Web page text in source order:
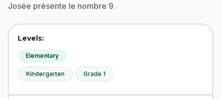
Josée présente le nombre 9.
Levels:
Elementary
Kindergarten Grade 1